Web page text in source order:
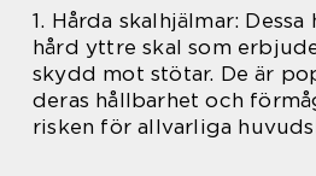
1. Hårda skalhjälmar: Dessa
hård yttre skal som
skydd mot stötar. De är
deras hållbarhet och
risken för allvarliga